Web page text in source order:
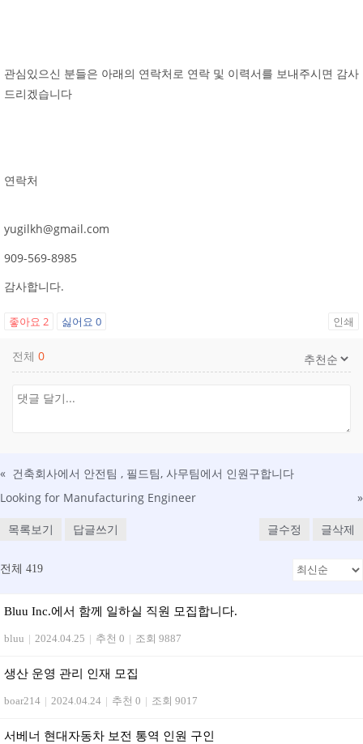
관심있으신 분들은 아래의 연락처로 연락 및 이력서를 보내주시면 감사
드리겠습니다
연락처
yugilkh@gmail.com
909-569-8985
감사합니다.
좋아요 2 싫어요 0 인쇄
전체 0
« 건축회사에서 안전팀 , 필드팀, 사무팀에서 인원구합니다
Looking for Manufacturing Engineer
»
목록보기 답글쓰기 글수정 글삭제
전체 419
Bluu Inc.에서 함께 일하실 직원 모집합니다.
bluu | 2024.04.25 | 추천 0 | 조회 9887
생산 운영 관리 인재 모집
boar214 | 2024.04.24 | 추천 0 | 조회 9017
서베너 현대자동차 보전 통역 인원 구인